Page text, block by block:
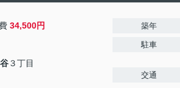
34,500円
３丁目
築年
駐車
交通